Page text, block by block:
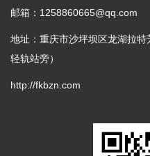
邮箱：1258860665@qq.com
地址：重庆市沙坪坝区龙湖拉
轻轨站旁）
http://fkbzn.com